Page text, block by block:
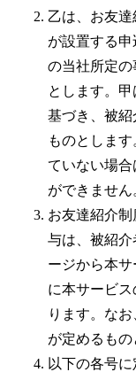
乙は、お友
が設置する
の当社所定
とします。
基づき、被
ものとしま
ていない場
ができません
お友達紹介
与は、被紹
ージから本
に本サービ
ります。な
が定めるもの
以下の各号